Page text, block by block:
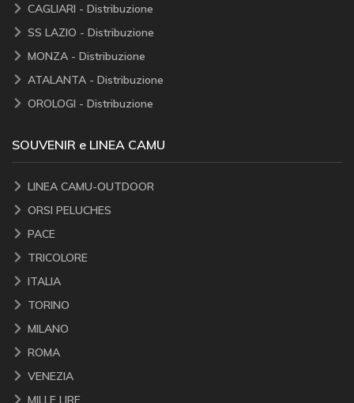
CAGLIARI - Distribuzione
SS LAZIO - Distribuzione
MONZA - Distribuzione
ATALANTA - Distribuzione
OROLOGI - Distribuzione
SOUVENIR e LINEA CAMU
LINEA CAMU-OUTDOOR
ORSI PELUCHES
PACE
TRICOLORE
ITALIA
TORINO
MILANO
ROMA
VENEZIA
MILLE LIRE